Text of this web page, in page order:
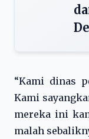
“Kami dinas
Kami
mereka ini
malah